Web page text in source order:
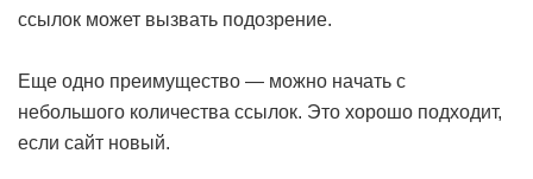
ссылок может вызвать подозрение.
Еще одно преимущество — можно начать с
небольшого количества ссылок. Это хорошо подходит,
если сайт новый.